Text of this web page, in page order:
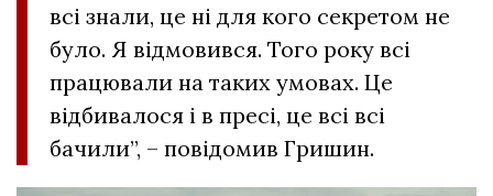
всі знали, це ні для кого секретом не
було. Я відмовився. Того року всі
працювали на таких умовах. Це
відбивалося і в пресі, це всі всі
бачили”, – повідомив Гришин.